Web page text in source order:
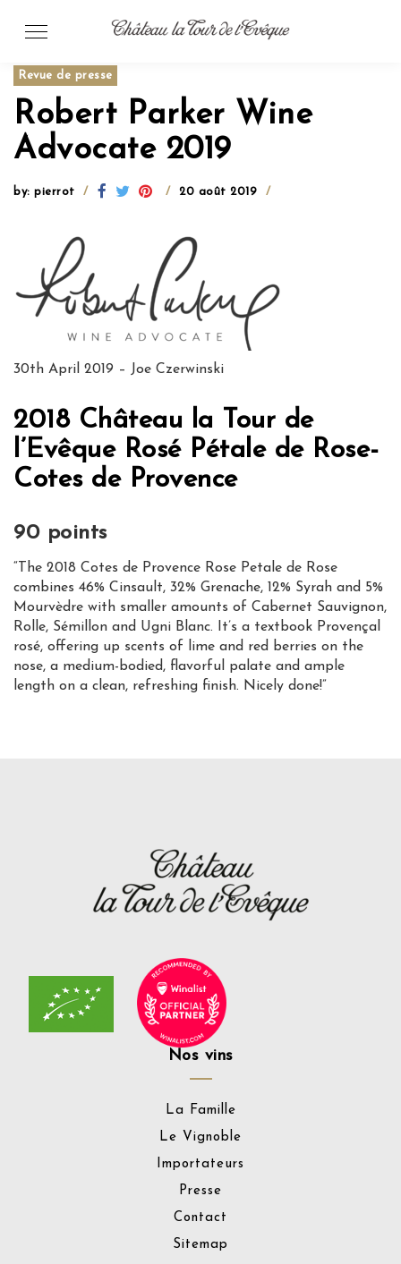
Revue de presse
Robert Parker Wine
Advocate 2019
by: pierrot 20 août 2019
30th April 2019 – Joe Czerwinski
2018 Château la Tour de
l’Evêque Rosé Pétale de Rose-
Cotes de Provence
90 points
“The 2018 Cotes de Provence Rose Petale de Rose
combines 46% Cinsault, 32% Grenache, 12% Syrah and 5%
Mourvèdre with smaller amounts of Cabernet Sauvignon,
Rolle, Sémillon and Ugni Blanc. It’s a textbook Provençal
rosé, offering up scents of lime and red berries on the
nose, a medium-bodied, flavorful palate and ample
length on a clean, refreshing finish. Nicely done!”
Nos vins
La Famille
Le Vignoble
Importateurs
Presse
Contact
Sitemap